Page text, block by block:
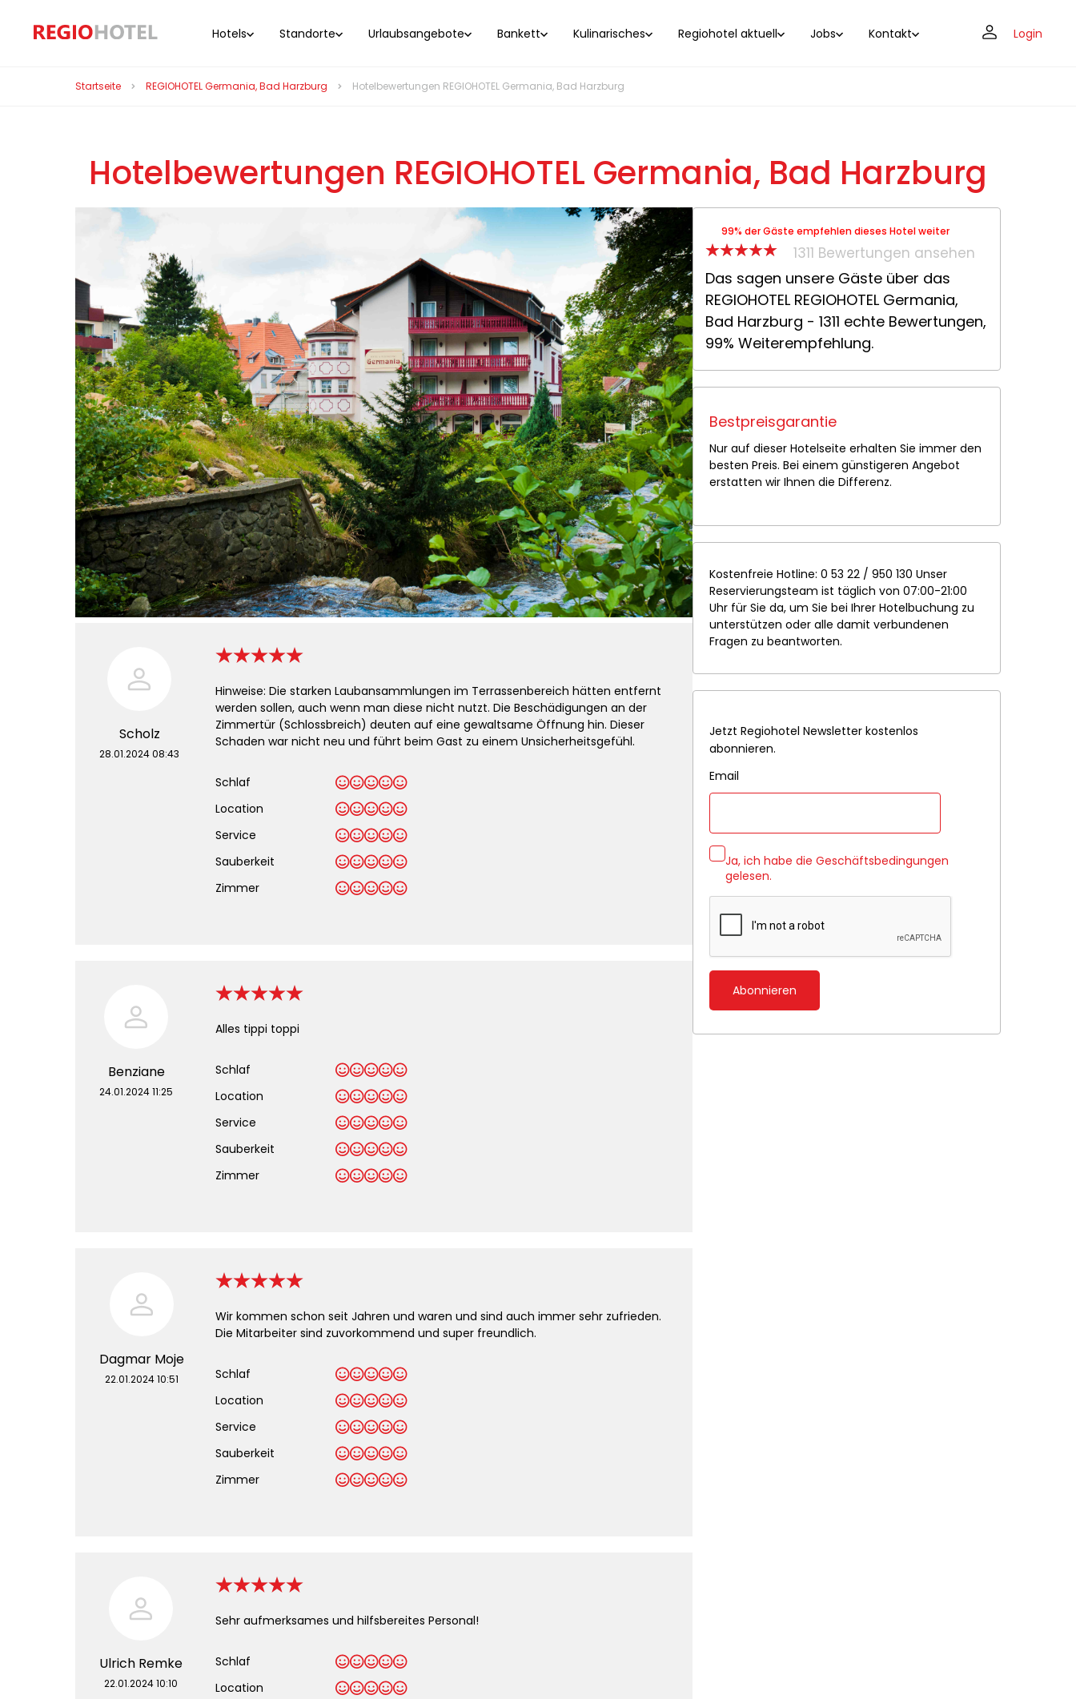
Hotels Standorte Urlaubsangebote Bankett Kulinarisches Regiohotel aktuell Jobs Kontakt Login
Startseite REGIOHOTEL Germania, Bad Harzburg Hotelbewertungen REGIOHOTEL Germania, Bad Harzburg
Hotelbewertungen REGIOHOTEL Germania, Bad Harzburg
Scholz
28.01.2024 08:43
Hinweise: Die starken Laubansammlungen im Terrassenbereich hätten entfernt
werden sollen, auch wenn man diese nicht nutzt. Die Beschädigungen an der
Zimmertür (Schlossbreich) deuten auf eine gewaltsame Öffnung hin. Dieser
Schaden war nicht neu und führt beim Gast zu einem Unsicherheitsgefühl.
Schlaf
Location
Service
Sauberkeit
Zimmer
Benziane
24.01.2024 11:25
Alles tippi toppi
Schlaf
Location
Service
Sauberkeit
Zimmer
Dagmar Moje
22.01.2024 10:51
Wir kommen schon seit Jahren und waren und sind auch immer sehr zufrieden.
Die Mitarbeiter sind zuvorkommend und super freundlich.
Schlaf
Location
Service
Sauberkeit
Zimmer
Ulrich Remke
22.01.2024 10:10
Sehr aufmerksames und hilfsbereites Personal!
Schlaf
Location
99% der Gäste empfehlen dieses Hotel weiter
1311 Bewertungen ansehen
Das sagen unsere Gäste über das
REGIOHOTEL REGIOHOTEL Germania,
Bad Harzburg - 1311 echte Bewertungen,
99% Weiterempfehlung.
Bestpreisgarantie
Nur auf dieser Hotelseite erhalten Sie immer den
besten Preis. Bei einem günstigeren Angebot
erstatten wir Ihnen die Differenz.
Kostenfreie Hotline: 0 53 22 / 950 130 Unser
Reservierungsteam ist täglich von 07:00-21:00
Uhr für Sie da, um Sie bei Ihrer Hotelbuchung zu
unterstützen oder alle damit verbundenen
Fragen zu beantworten.
Jetzt Regiohotel Newsletter kostenlos
abonnieren.
Email
Ja, ich habe die Geschäftsbedingungen
gelesen.
Abonnieren